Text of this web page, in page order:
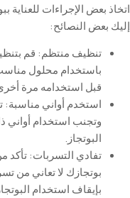
اتخاذ بعض الإجراءات
إليك بعض النصائح:
تنظيف منتظم: قم
باستخدام محلول
قبل استخدامه مرة
استخدمأواني مناسبة:
وتجنب استخدامأواني
البوتجاز .
تفادي التسربات:تأكد
بوتجازك لاتعاني من
بإيقاف استخدام